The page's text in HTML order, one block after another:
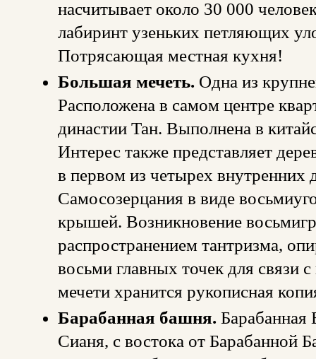
насчитывает около 30 000
лабиринт узеньких петляющих
Потрясающая местная кухня!
Большая мечеть. Одна из
Расположена в самом центре
династии Тан. Выполнена в
Интерес также представляет
в первом из четырех внутренних
Самосозерцания в виде
крышей. Возникновение
распространением тантризма,
восьми главных точек для связи
мечети хранится рукописная
Барабанная башня. Барабанная
Сианя, с востока от Барабанной